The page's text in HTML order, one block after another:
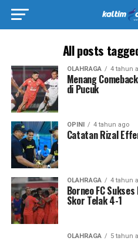
All posts
OLAHRAGA 4 tahun
Menang
di Pucuk
OPINI 4 tahun ago
Catatan Rizal
OLAHRAGA 4 tahun
Borneo FC
Skor Telak 4-1
OLAHRAGA 5 tahun